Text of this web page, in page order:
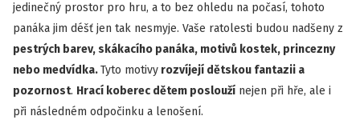
jedinečný prostor pro hru, a to bez ohledu na počasí, tohoto
panáka jim déšť jen tak nesmyje. Vaše ratolesti budou nadšeny z
pestrých barev, skákacího panáka, motivů kostek, princezny
nebo medvídka.Tyto motivy rozvíjejí dětskou fantazii a
pozornost. Hrací koberec dětem poslouží nejen při hře, ale i
při následném odpočinku a lenošení.